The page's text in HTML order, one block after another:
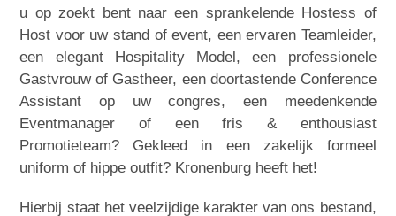
u op zoekt bent naar een sprankelende Hostess of
Host voor uw stand of event, een ervaren Teamleider,
een elegant Hospitality Model, een professionele
Gastvrouw of Gastheer, een doortastende Conference
Assistant op uw congres, een meedenkende
Eventmanager of een fris & enthousiast
Promotieteam? Gekleed in een zakelijk formeel
uniform of hippe outfit? Kronenburg heeft het!
Hierbij staat het veelzijdige karakter van ons bestand,